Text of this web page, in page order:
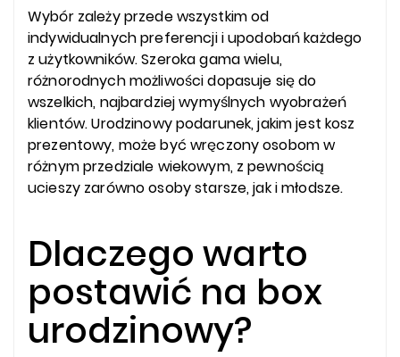
Wybór zależy przede wszystkim od
indywidualnych preferencji i upodobań każdego
z użytkowników. Szeroka gama wielu,
różnorodnych możliwości dopasuje się do
wszelkich, najbardziej wymyślnych wyobrażeń
klientów. Urodzinowy podarunek, jakim jest kosz
prezentowy, może być wręczony osobom w
różnym przedziale wiekowym, z pewnością
ucieszy zarówno osoby starsze, jak i młodsze.
Dlaczego warto
postawić na box
urodzinowy?